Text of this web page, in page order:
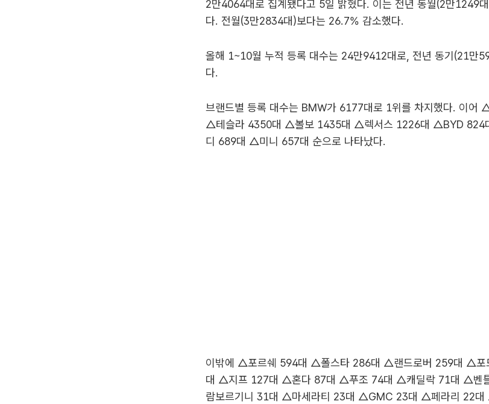
2만4064대로 집계됐다고 5일 밝혔다. 이는 전년 동월(2만1249
다. 전월(3만2834대)보다는 26.7% 감소했다.
올해 1~10월 누적 등록 대수는 24만9412대로, 전년 동기(21만
다.
브랜드별 등록 대수는 BMW가 6177대로 1위를 차지했다. 이어
△테슬라 4350대 △볼보 1435대 △렉서스 1226대 △BYD 824
디 689대 △미니 657대 순으로 나타났다.
이밖에 △포르쉐 594대 △폴스타 286대 △랜드로버 259대 △
대 △지프 127대 △혼다 87대 △푸조 74대 △캐딜락 71대 △벤
람보르기니 31대 △마세라티 23대 △GMC 23대 △페라리 22